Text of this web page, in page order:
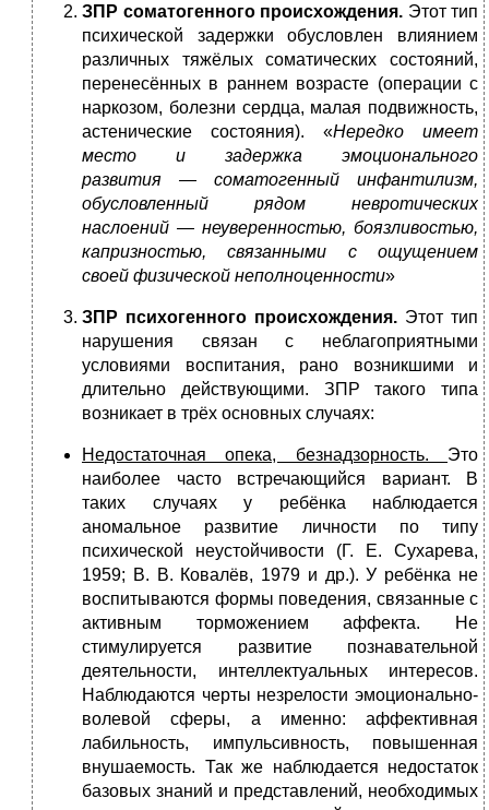
ЗПР соматогенного происхождения. Этот тип
психической задержки обусловлен влиянием
различных тяжёлых соматических состояний,
перенесённых в раннем возрасте (операции с
наркозом, болезни сердца, малая подвижность,
астенические состояния). «Нередко имеет
место и задержка эмоционального
развития — соматогенный инфантилизм,
обусловленный рядом невротических
наслоений — неуверенностью, боязливостью,
капризностью, связанными с ощущением
своей физической неполноценности»
ЗПР психогенного происхождения. Этот тип
нарушения связан с неблагоприятными
условиями воспитания, рано возникшими и
длительно действующими. ЗПР такого типа
возникает в трёх основных случаях:
Недостаточная опека, безнадзорность. Это
наиболее часто встречающийся вариант. В
таких случаях у ребёнка наблюдается
аномальное развитие личности по типу
психической неустойчивости (Г. Е. Сухарева,
1959; В. В. Ковалёв, 1979 и др.). У ребёнка не
воспитываются формы поведения, связанные с
активным торможением аффекта. Не
стимулируется развитие познавательной
деятельности, интеллектуальных интересов.
Наблюдаются черты незрелости эмоционально-
волевой сферы, а именно: аффективная
лабильность, импульсивность, повышенная
внушаемость. Так же наблюдается недостаток
базовых знаний и представлений, необходимых